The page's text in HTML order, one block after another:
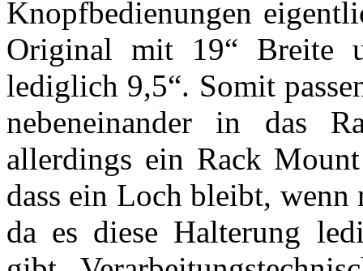
Knopfbedienungen
Original mit 19“ Breite
lediglich 9,5“. Somit
nebeneinander in das
allerdings ein Rack
dass ein Loch bleibt, wenn
da es diese Halterung